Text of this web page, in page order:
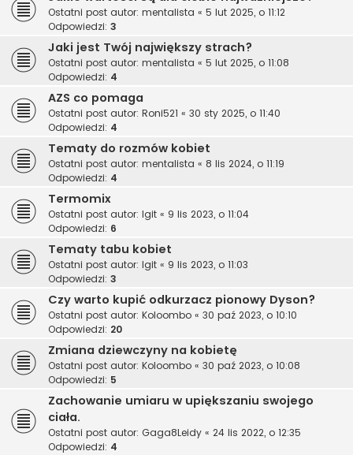
Ostatni post autor: mentalista « 5 lut 2025, o 11:12
Odpowiedzi: 3
Jaki jest Twój największy strach?
Ostatni post autor: mentalista « 5 lut 2025, o 11:08
Odpowiedzi: 4
AZS co pomaga
Ostatni post autor: Roni521 « 30 sty 2025, o 11:40
Odpowiedzi: 4
Tematy do rozmów kobiet
Ostatni post autor: mentalista « 8 lis 2024, o 11:19
Odpowiedzi: 4
Termomix
Ostatni post autor: Igit « 9 lis 2023, o 11:04
Odpowiedzi: 6
Tematy tabu kobiet
Ostatni post autor: Igit « 9 lis 2023, o 11:03
Odpowiedzi: 3
Czy warto kupić odkurzacz pionowy Dyson?
Ostatni post autor: Koloombo « 30 paź 2023, o 10:10
Odpowiedzi: 20
Zmiana dziewczyny na kobietę
Ostatni post autor: Koloombo « 30 paź 2023, o 10:08
Odpowiedzi: 5
Zachowanie umiaru w upiększaniu swojego
ciała.
Ostatni post autor: Gaga8Leidy « 24 lis 2022, o 12:35
Odpowiedzi: 4